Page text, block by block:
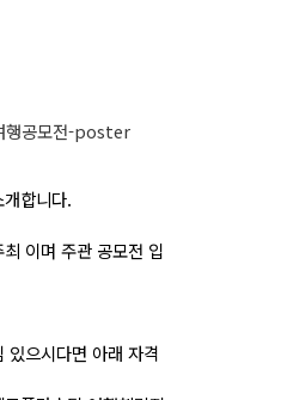
합니다.
이며 주관 공모전 입
있으시다면 아래 자격